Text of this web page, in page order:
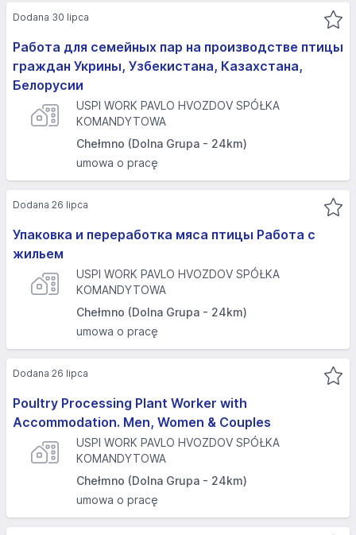
Работа для семейных пар на производстве птицы
граждан Укрины, Узбекистана, Казахстана,
Белорусии
USPI WORK PAVLO HVOZDOV SPÓŁKA
KOMANDYTOWA
Chełmno (Dolna Grupa - 24km)
umowa o pracę
Dodana 30 lipca
Упаковка и переработка мяса птицы Работа с
жильем
USPI WORK PAVLO HVOZDOV SPÓŁKA
KOMANDYTOWA
Chełmno (Dolna Grupa - 24km)
umowa o pracę
Dodana 26 lipca
Poultry Processing Plant Worker with
Accommodation. Men, Women & Couples
USPI WORK PAVLO HVOZDOV SPÓŁKA
KOMANDYTOWA
Chełmno (Dolna Grupa - 24km)
umowa o pracę
Dodana 26 lipca